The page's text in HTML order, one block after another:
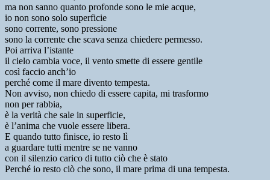
ma non sanno quanto profonde sono le mie acque,
io non sono solo superficie
sono corrente, sono pressione
sono la corrente che scava senza chiedere permesso.
Poi arriva l’istante
il cielo cambia voce, il vento smette di essere gentile
così faccio anch’io
perché come il mare divento tempesta.
Non avviso, non chiedo di essere capita, mi trasformo
non per rabbia,
è la verità che sale in superficie,
è l’anima che vuole essere libera.
E quando tutto finisce, io resto lì
a guardare tutti mentre se ne vanno
con il silenzio carico di tutto ciò che è stato
Perché io resto ciò che sono, il mare prima di una tempesta.